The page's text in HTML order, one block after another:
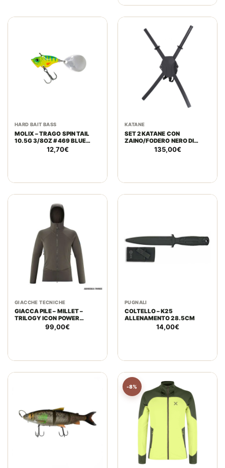
HARD BAIT BASS
MOLIX – TRAGO SPIN TAIL
10.5G 3/8OZ #469 BLUE
BACK TIGER12,70€
KATANE
SET 2 KATANE CON
ZAINO/FODERO NERO DI
DEADPOOL 104CM
135,00€
GIACCHE TECNICHE
GIACCA PILE – MILLET –
TRILOGY ICON POWER
HOODIE DEEP JUNGLE
99,00€
PUGNALI
COLTELLO – K25
ALLENAMENTO 28.5CM
14,00€
-8%